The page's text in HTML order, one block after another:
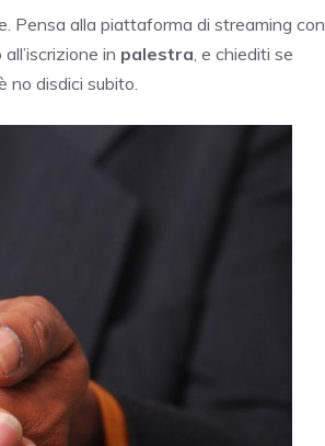
Pensa alla piattaforma di streaming con
in palestra, e chiediti se
no disdici subito.